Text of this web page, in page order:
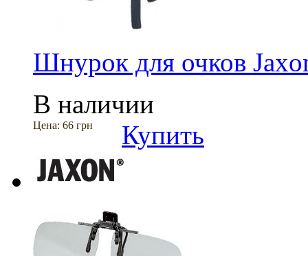
Шнурок для очков
В наличии
Цена: 66 грн Купить